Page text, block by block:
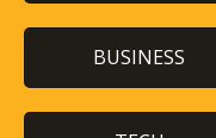
BUSINESS